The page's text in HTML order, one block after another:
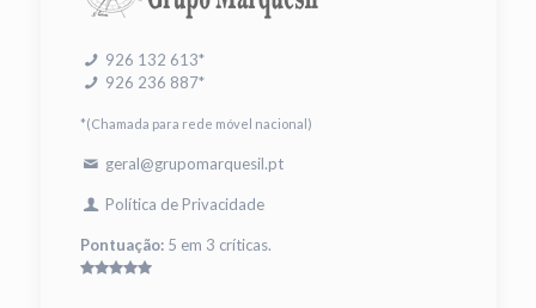
926 132 613*
926 236 887*
*(Chamada para rede móvel nacional)
geral@grupomarquesil.pt
Política de Privacidade
Pontuação:5 em 3 críticas.